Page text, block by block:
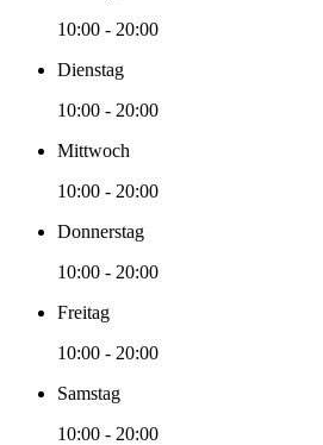
10:00 - 20:00
Dienstag
10:00 - 20:00
Mittwoch
10:00 - 20:00
Donnerstag
10:00 - 20:00
Freitag
10:00 - 20:00
Samstag
10:00 - 20:00